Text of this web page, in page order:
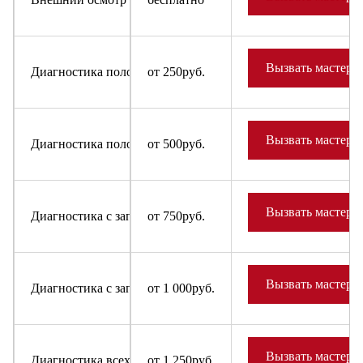
от 250руб. Вызвать мастера
от 500руб. Вызвать мастера
от 750руб. Вызвать мастера
от 1 000руб. Вызвать мастера
от 1 250руб. Вызвать мастера
Диагностика поломки в случае отказа от ремонта для
Диагностика поломки в случае отказа от ремонта для
Диагностика с заправкой фреона в систему для бытовых
Диагностика с заправкой фреона в систему для
Диагностика всех узлов и деталей бытовых